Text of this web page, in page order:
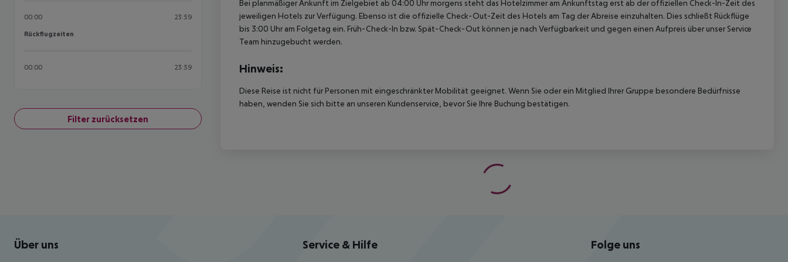
00:00 23:59
Rückflugzeiten
Rückflugzeiten
00:00 23:59
Filter zurücksetzen
Bei planmäßiger Ankunft im Zielgebiet ab 04:00 Uhr morgens steht das Hotelzimmer am Ankunftstag erst ab der offiziellen Check-In-Zeit des
jeweiligen Hotels zur Verfügung. Ebenso ist die offizielle Check-Out-Zeit des Hotels am Tag der Abreise einzuhalten. Dies schließt Rückflüge
bis 3:00 Uhr am Folgetag ein. Früh-Check-In bzw. Spät-Check-Out können je nach Verfügbarkeit und gegen einen Aufpreis über unser Service
Team hinzugebucht werden.
Hinweis:
Diese Reise ist nicht für Personen mit eingeschränkter Mobilität geeignet. Wenn Sie oder ein Mitglied Ihrer Gruppe besondere Bedürfnisse
haben, wenden Sie sich bitte an unseren Kundenservice, bevor Sie Ihre Buchung bestätigen.
Footer navigation
Über uns Service & Hilfe Folge uns